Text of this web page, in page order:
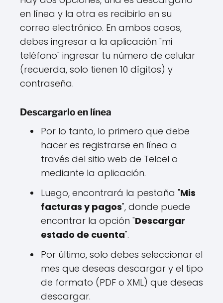
en línea y la otra es recibirlo en su
correo electrónico. En ambos casos,
debes ingresar a la aplicación "mi
teléfono" ingresar tu número de celular
(recuerda, solo tienen 10 dígitos) y
contraseña.
Descargarlo en línea
Por lo tanto, lo primero que debe
hacer es registrarse en línea a
través del sitio web de Telcel o
mediante la aplicación.
Luego, encontrará la pestaña "Mis
facturas y pagos", donde puede
encontrar la opción "Descargar
estado de cuenta".
Por último, solo debes seleccionar el
mes que deseas descargar y el tipo
de formato (PDF o XML) que deseas
descargar.